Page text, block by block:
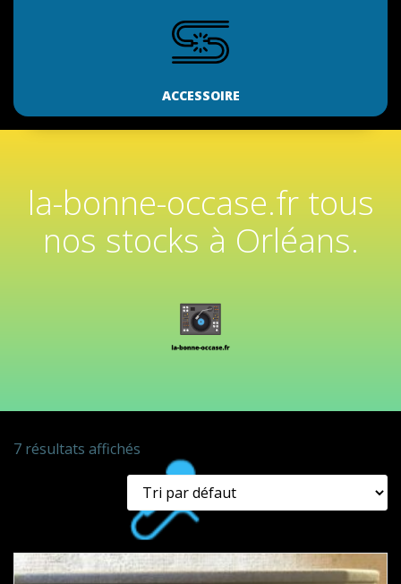
ACCESSOIRE
la-bonne-occase.fr tous
nos stocks à Orléans.
7 résultats affichés